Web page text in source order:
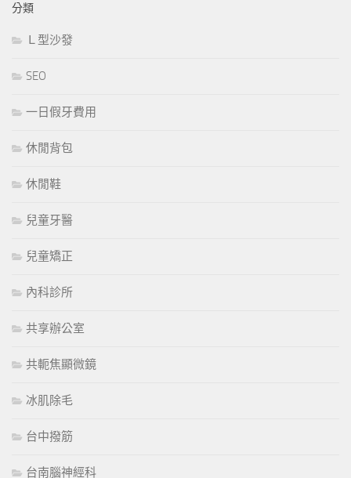
分類
Ｌ型沙發
SEO
一日假牙費用
休閒背包
休閒鞋
兒童牙醫
兒童矯正
內科診所
共享辦公室
共軛焦顯微鏡
冰肌除毛
台中撥筋
台南腦神經科